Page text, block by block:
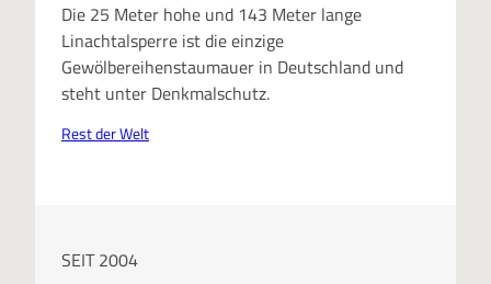
Die 25 Meter hohe und 143 Meter lange
Linachtalsperre ist die einzige
Gewölbereihenstaumauer in Deutschland und
steht unter Denkmalschutz.
Rest der Welt
SEIT 2004